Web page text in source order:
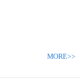
MORE>>